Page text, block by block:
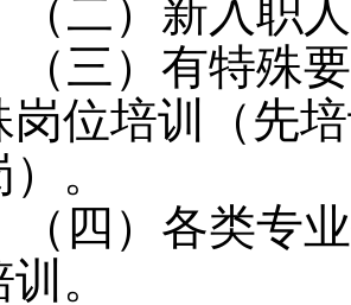
（二）新入职
（三）有特殊
岗位培训（先
。
（四）各类专
。